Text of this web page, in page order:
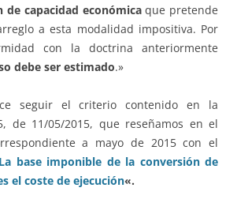
de capacidad económicaque pretende
a esta modalidad impositiva. Por
con la doctrina anteriormente
debe ser estimado.»
seguir el criterio contenido en la
de 11/05/2015, que reseñamos en el
a mayo de 2015 con el
La base imponible de la conversión de
el coste de ejecución«.